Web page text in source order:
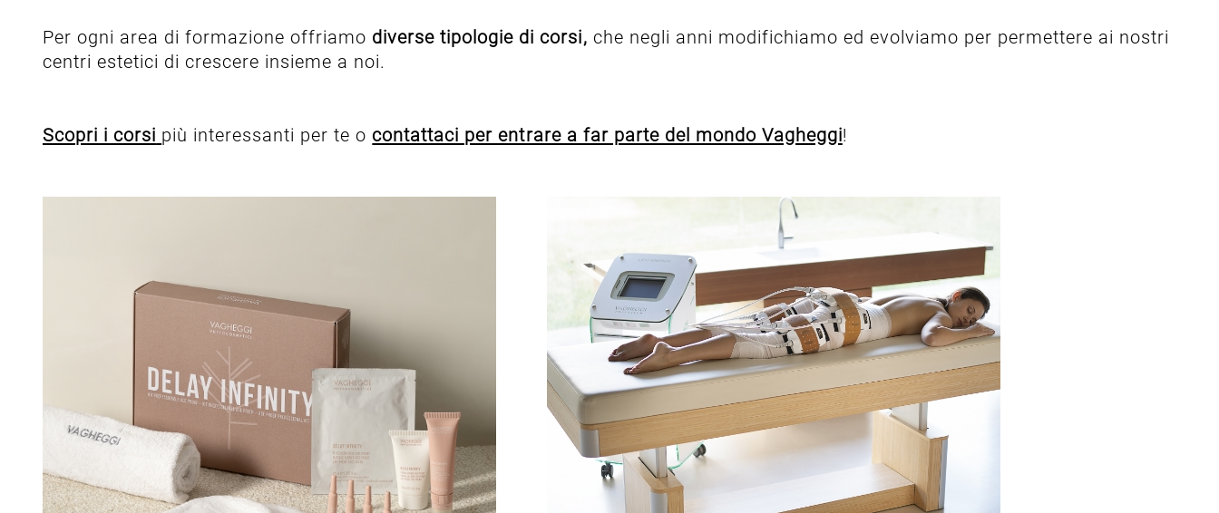
Per ogni area di formazione offriamo diverse tipologie di corsi, che negli anni modifichiamo ed evolviamo per permettere ai nostri
centri estetici di crescere insieme a noi.
Scopri i corsi più interessanti per te o contattaci per entrare a far parte del mondo Vagheggi!